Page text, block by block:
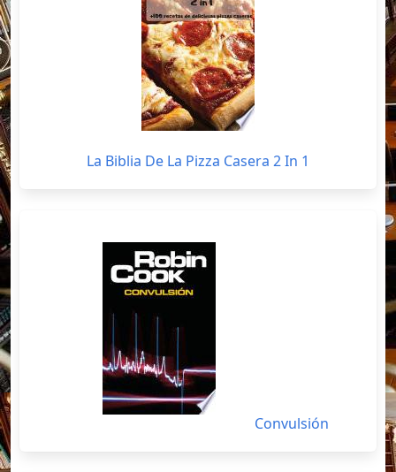
La Biblia De La Pizza Casera 2 In 1
Convulsión